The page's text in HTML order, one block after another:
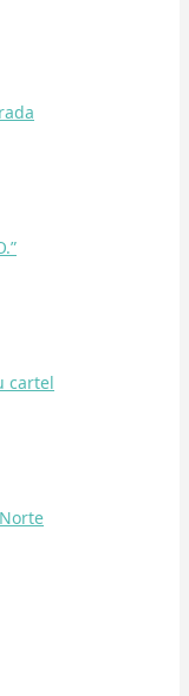
cartel